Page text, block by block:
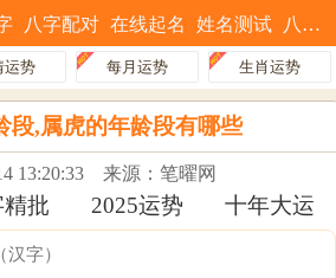
八字配对 在线起名 姓名测试 八字排盘
运势 每月运势 生肖运势
段,属虎的年龄段有哪些
13:20:33 来源：笔曜网
精批 2025运势 十年大运